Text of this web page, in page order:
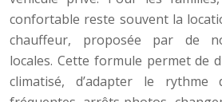
confortable reste souvent la
chauffeur, proposée par de
locales. Cette formule permet de
climatisé, d’adapter le rythme